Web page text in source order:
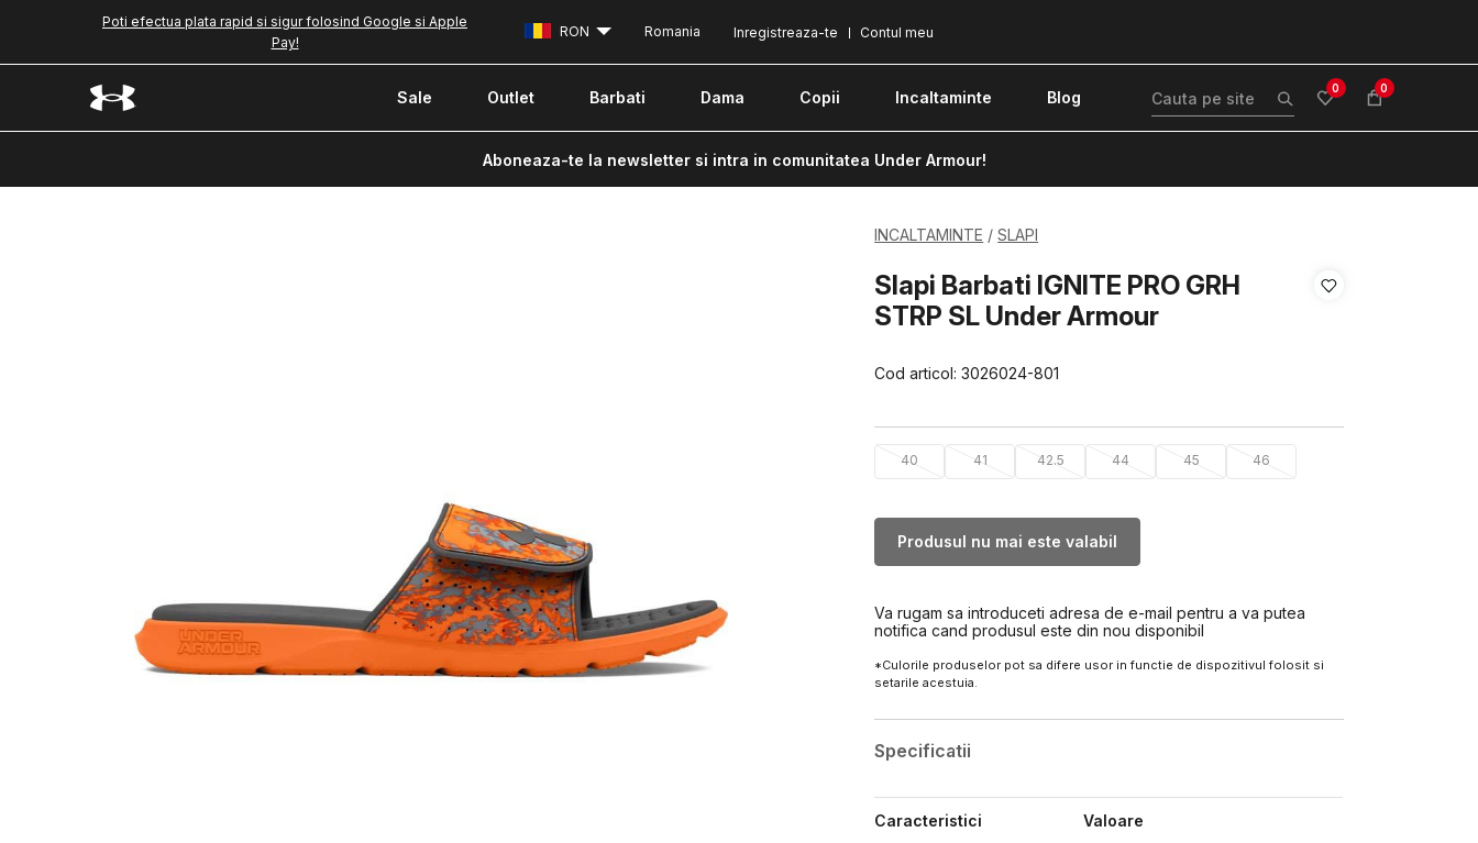
Poti efectua plata rapid si sigur folosind Google si Apple
Pay!
Contul meu
Inregistreaza-te
RON Romania
Sale Outlet Barbati Dama Copii Incaltaminte Blog 0 0
Aboneaza-te la newsletter si intra in comunitatea Under Armour!
INCALTAMINTE SLAPI
Slapi Barbati IGNITE PRO GRH
STRP SL Under Armour
Cod articol:3026024-801
40 41 42.5 44 45 46
Produsul nu mai este valabil
Va rugam sa introduceti adresa de e-mail pentru a va putea
notifica cand produsul este din nou disponibil
*Culorile produselor pot sa difere usor in functie de dispozitivul folosit si
setarile acestuia.
Specificatii
Caracteristici Valoare